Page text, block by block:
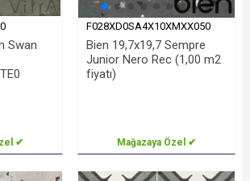
Swan
✔
F028XD0SA4X10XMXX050
Bien 19,7x19,7 Sempre
Junior Nero Rec (1,00 m2
fiyatı)
Mağazaya Özel ✔